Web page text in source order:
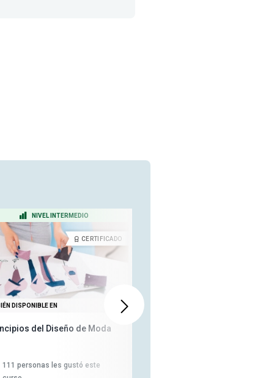
NIVEL INTERMEDIO
CERTIFICADO
DISPONIBLE EN
del Diseño de Moda
111 personas les gustó este